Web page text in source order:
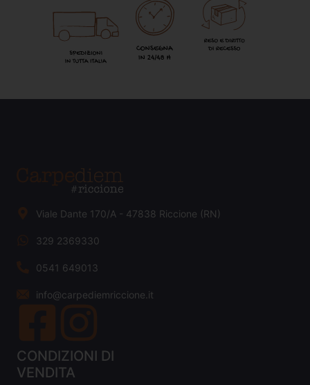
Viale Dante 170/A - 47838 Riccione (RN)
329 2369330
0541 649013
info@carpediemriccione.it
CONDIZIONI DI
VENDITA